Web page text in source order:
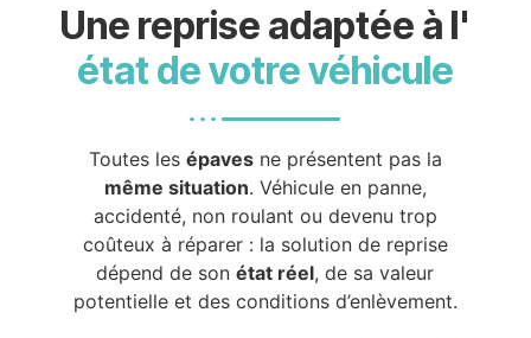
Une reprise adaptée à l'
état de votre véhicule
Toutes les épavesne présentent pas la
même situation. Véhicule en panne,
accidenté, non roulant ou devenu trop
coûteux à réparer : la solution de reprise
dépend de sonétat réel, de sa valeur
potentielle et des conditions d’enlèvement.